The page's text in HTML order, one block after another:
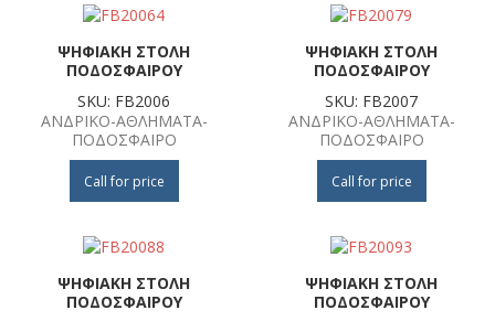
ΨΗΦΙΑΚΗ ΣΤΟΛΗ
ΠΟΔΟΣΦΑΙΡΟΥ
SKU: FB2006
ΑΝΔΡΙΚΟ-ΑΘΛΗΜΑΤΑ-
ΠΟΔΟΣΦΑΙΡΟ
Call for price
ΨΗΦΙΑΚΗ ΣΤΟΛΗ
ΠΟΔΟΣΦΑΙΡΟΥ
SKU: FB2007
ΑΝΔΡΙΚΟ-ΑΘΛΗΜΑΤΑ-
ΠΟΔΟΣΦΑΙΡΟ
Call for price
ΨΗΦΙΑΚΗ ΣΤΟΛΗ
ΠΟΔΟΣΦΑΙΡΟΥ
ΨΗΦΙΑΚΗ ΣΤΟΛΗ
ΠΟΔΟΣΦΑΙΡΟΥ